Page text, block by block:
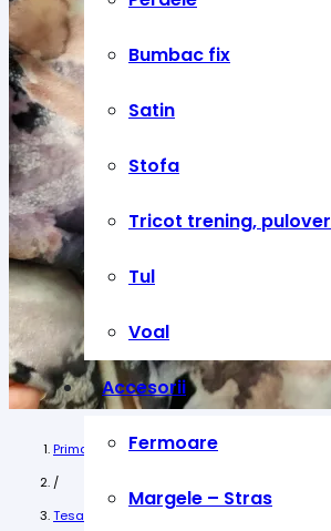
Bumbac fix
Satin
Stofa
Tricot trening, pulover
Tul
Voal
Accesorii
Fermoare
Margele – Stras
Prima pagină
/
Tesaturi